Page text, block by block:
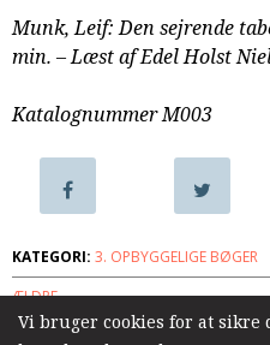
Enkeliv.
En
enkes
erfaringer
indlæg:
skyld
Munk, Leif: Den sejrende
min. – Læst af Edel Holst
Katalognummer M003
KATEGORI: 3. OPBYGGELIGE BØGER
ÆLDRE
Vi bruger cookies for at sikre